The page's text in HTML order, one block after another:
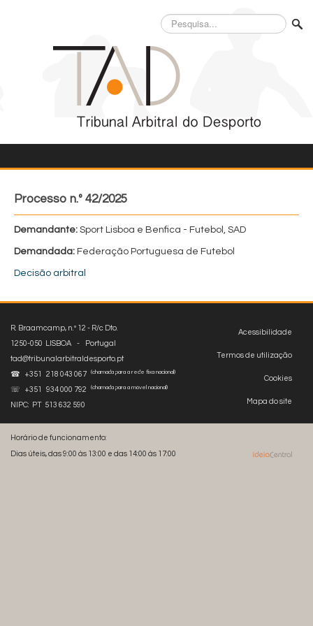
Pesquisa...
Processo n.º 42/2025
Demandante: Sport Lisboa e Benfica - Futebol, SAD
Demandada: Federação Portuguesa de Futebol
Decisão arbitral
Acessibilidade
Termos de utilização
Cookies
Mapa do site
R. Braamcamp, n.º 12 - R/c Dto.
1250-050 LISBOA - Portugal
tad@tribunalarbitraldesporto.pt
☎ +351 218 043 067
(chamada para a rede fixa nacional)
☏ +351 934 000 792 (chamada para a móvel nacional)
NIPC: PT 513 632 590
Horário de funcionamento:
Dias úteis, das 9:00 às 13:00 e das 14:00 às 17:00